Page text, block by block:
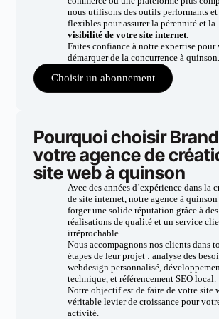
nous utilisons des outils performants et
flexibles pour assurer la pérennité et la
visibilité de votre site internet.
Faites confiance à notre expertise pour
démarquer de la concurrence à quinson.
Choisir un abonnement
Pourquoi choisir
votre agence de
site web à quinson
Avec des années d’expérience dans la
de site internet, notre agence à quinson
forger une solide réputation grâce à des
réalisations de qualité et un service
irréprochable.
Nous accompagnons nos clients dans
étapes de leur projet : analyse des
webdesign personnalisé,
technique, et référencement SEO local.
Notre objectif est de faire de votre site
véritable levier de croissance pour
activité.